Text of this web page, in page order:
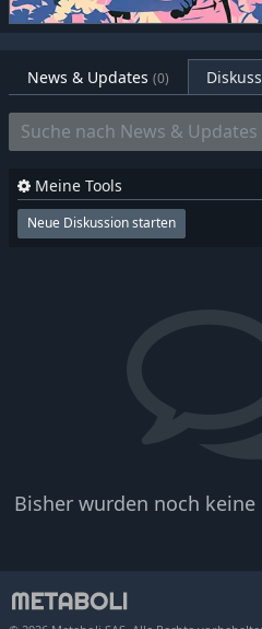
News & Updates (0)
Bisher wurden noch
Meine Tools
Neue Diskussion starten